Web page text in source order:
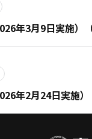
年3月9日実施）（
年2月24日実施）